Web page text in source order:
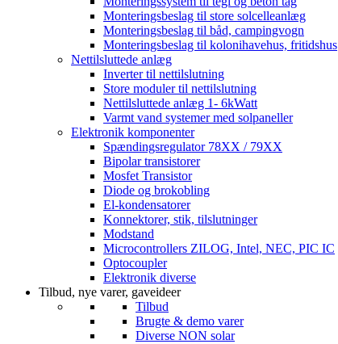
Monteringsbeslag til store solcelleanlæg
Monteringsbeslag til båd, campingvogn
Monteringsbeslag til kolonihavehus, fritidshus
Nettilsluttede anlæg
Inverter til nettilslutning
Store moduler til nettilslutning
Nettilsluttede anlæg 1- 6kWatt
Varmt vand systemer med solpaneller
Elektronik komponenter
Spændingsregulator 78XX / 79XX
Bipolar transistorer
Mosfet Transistor
Diode og brokobling
El-kondensatorer
Konnektorer, stik, tilslutninger
Modstand
Microcontrollers ZILOG, Intel, NEC, PIC IC
Optocoupler
Elektronik diverse
Tilbud, nye varer, gaveideer
Tilbud
Brugte & demo varer
Diverse NON solar